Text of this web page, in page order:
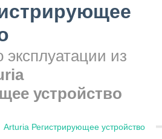
эксплуатации из
устройство
Arturia Регистрирующее устройство